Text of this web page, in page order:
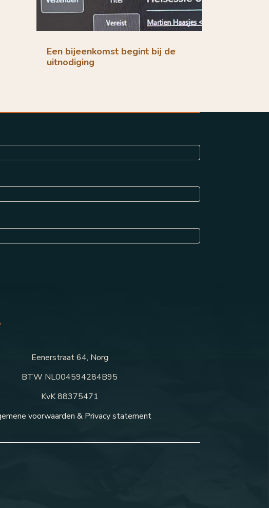
Een bijeenkomst begint bij de
uitnodiging
Eenerstraat 64, Norg
BTW NL004594284B95
KvK 88375471
voorwaarden & Privacy statement